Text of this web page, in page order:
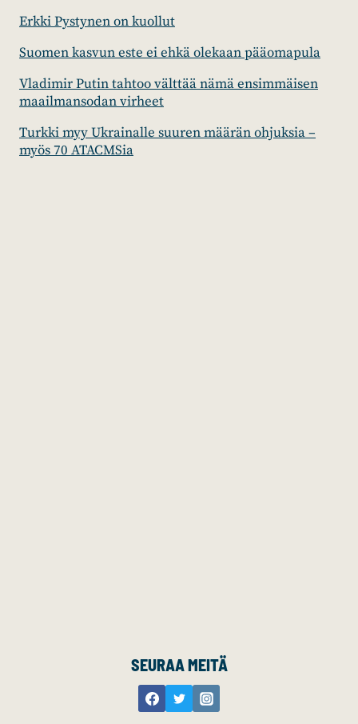
Erkki Pystynen on kuollut
Suomen kasvun este ei ehkä olekaan pääomapula
Vladimir Putin tahtoo välttää nämä ensimmäisen
maailmansodan virheet
Turkki myy Ukrainalle suuren määrän ohjuksia –
myös 70 ATACMSia
SEURAA MEITÄ